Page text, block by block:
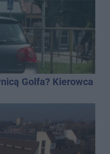
Golfa? Kierowca